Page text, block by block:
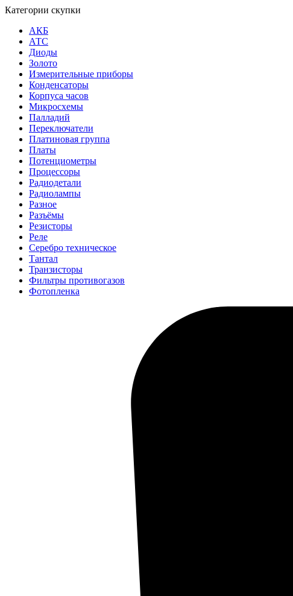
Категории скупки
АКБ
АТС
Диоды
Золото
Измерительные приборы
Конденсаторы
Корпуса часов
Микросхемы
Палладий
Переключатели
Платиновая группа
Платы
Потенциометры
Процессоры
Радиодетали
Радиолампы
Разное
Разъёмы
Резисторы
Реле
Серебро техническое
Тантал
Транзисторы
Фильтры противогазов
Фотопленка